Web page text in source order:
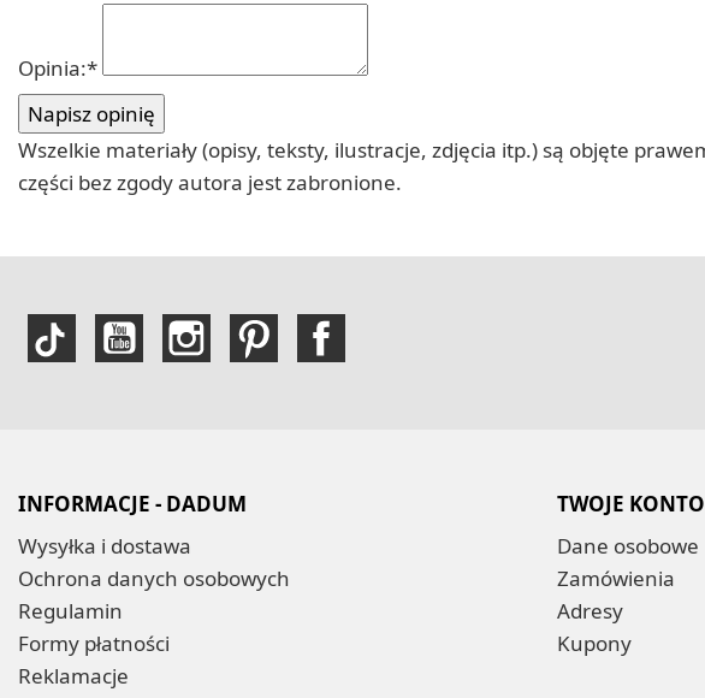
Opinia:*
Wszelkie materiały (opisy, teksty, ilustracje, zdjęcia itp.) są objęte
części bez zgody autora jest zabronione.
INFORMACJE - DADUM
Wysyłka i dostawa
Ochrona danych osobowych
Regulamin
Formy płatności
Reklamacje
TWOJE KONTO
Dane osobowe
Zamówienia
Adresy
Kupony